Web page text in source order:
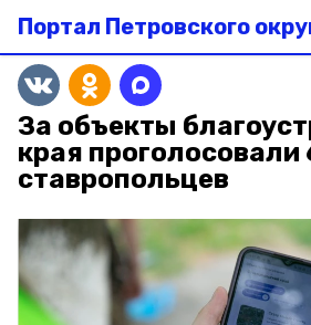
Портал Петровского
За объекты
края проголосовали
ставропольцев